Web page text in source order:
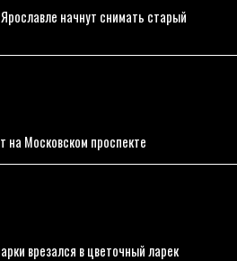
начнут снимать старый
на Московском проспекте
врезался в цветочный ларек